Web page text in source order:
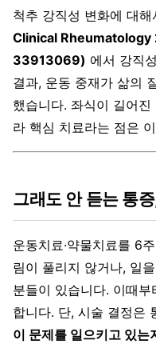
척추 강직성 변화에 대
Clinical Rheumatology
33913069) 에서 강직
결과, 운동 중재가 삶의
했습니다. 좌식이 길어
라 핵심 치료라는 점은
그래도 안 듣는 통
운동치료·약물치료를 6
림이 풀리지 않거나, 일
분들이 있습니다. 이때부
합니다. 단, 시술 결정은
이 문제를 일으키고 있는